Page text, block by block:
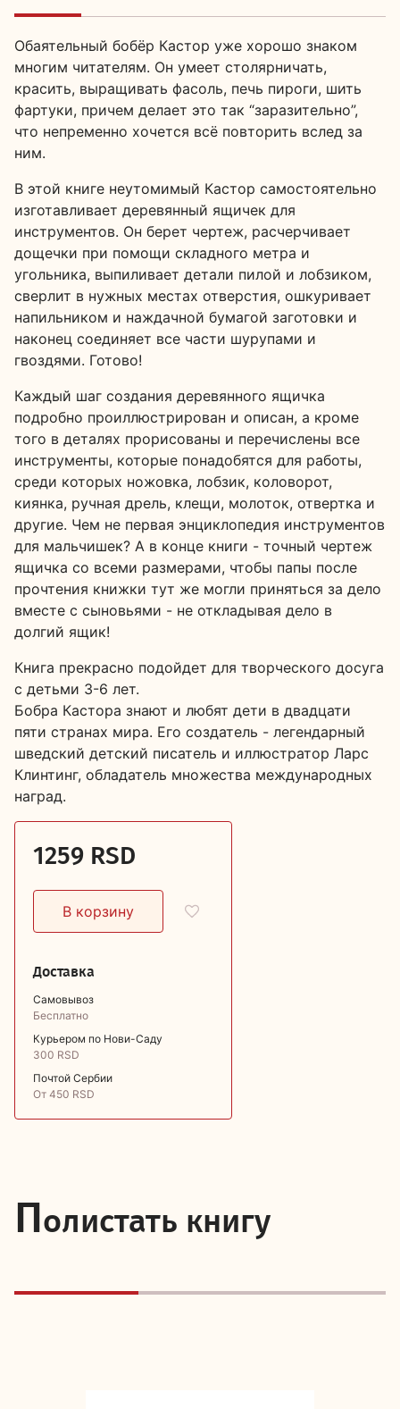
Обаятельный бобёр Кастор уже хорошо знаком
многим читателям. Он умеет столярничать,
красить, выращивать фасоль, печь пироги, шить
фартуки, причем делает это так “заразительно”,
что непременно хочется всё повторить вслед за
ним.
В этой книге неутомимый Кастор самостоятельно
изготавливает деревянный ящичек для
инструментов. Он берет чертеж, расчерчивает
дощечки при помощи складного метра и
угольника, выпиливает детали пилой и лобзиком,
сверлит в нужных местах отверстия, ошкуривает
напильником и наждачной бумагой заготовки и
наконец соединяет все части шурупами и
гвоздями. Готово!
Каждый шаг создания деревянного ящичка
подробно проиллюстрирован и описан, а кроме
того в деталях прорисованы и перечислены все
инструменты, которые понадобятся для работы,
среди которых ножовка, лобзик, коловорот,
киянка, ручная дрель, клещи, молоток, отвертка и
другие. Чем не первая энциклопедия инструментов
для мальчишек? А в конце книги - точный чертеж
ящичка со всеми размерами, чтобы папы после
прочтения книжки тут же могли приняться за дело
вместе с сыновьями - не откладывая дело в
долгий ящик!
Книга прекрасно подойдет для творческого досуга
с детьми 3-6 лет.
Бобра Кастора знают и любят дети в двадцати
пяти странах мира. Его создатель - легендарный
шведский детский писатель и иллюстратор Ларс
Клинтинг, обладатель множества международных
наград.
1259 RSD
Доставка
Самовывоз
Бесплатно
Курьером по Нови-Саду
300 RSD
Почтой Сербии
От 450 RSD
Полистать книгу